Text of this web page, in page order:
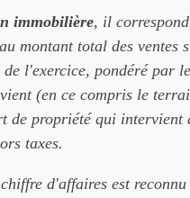
immobilière, il
montant total des ventes
l'exercice, pondéré par
(en ce compris le
de propriété qui
taxes.
d'affaires est